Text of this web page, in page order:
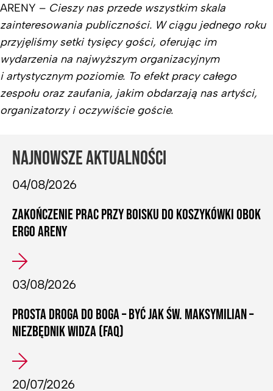
ARENY – Cieszy nas przede wszystkim skala
zainteresowania publiczności. W ciągu jednego roku
przyjęliśmy setki tysięcy gości, oferując im
wydarzenia na najwyższym organizacyjnym
i artystycznym poziomie. To efekt pracy całego
zespołu oraz zaufania, jakim obdarzają nas artyści,
organizatorzy i oczywiście goście.
NAJNOWSZE AKTUALNOŚCI
04/08/2026
ZAKOŃCZENIE PRAC PRZY BOISKU DO KOSZYKÓWKI OBOK
ERGO ARENY
03/08/2026
PROSTA DROGA DO BOGA – BYĆ JAK ŚW. MAKSYMILIAN –
NIEZBĘDNIK WIDZA (FAQ)
20/07/2026